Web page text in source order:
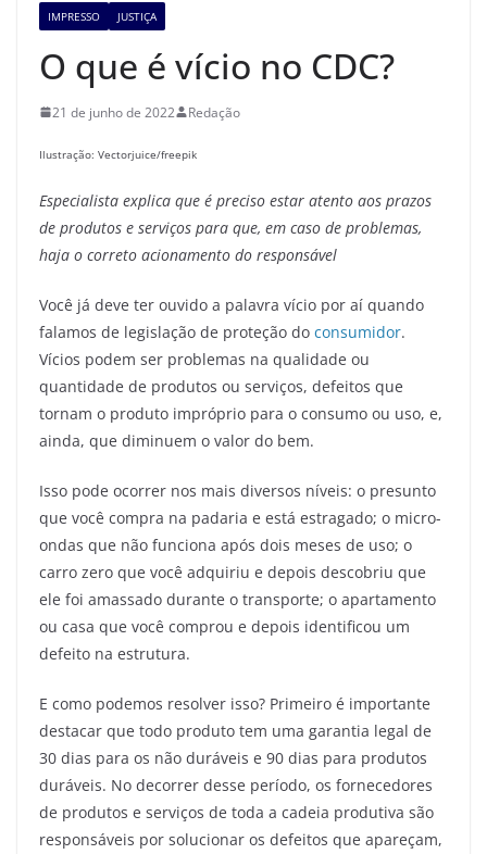
IMPRESSO JUSTIÇA
O que é vício no CDC?
21 de junho de 2022 Redação
Ilustração: Vectorjuice/freepik
Especialista explica que é preciso estar atento aos prazos
de produtos e serviços para que, em caso de problemas,
haja o correto acionamento do responsável
Você já deve ter ouvido a palavra vício por aí quando
falamos de legislação de proteção do consumidor.
Vícios podem ser problemas na qualidade ou
quantidade de produtos ou serviços, defeitos que
tornam o produto impróprio para o consumo ou uso, e,
ainda, que diminuem o valor do bem.
Isso pode ocorrer nos mais diversos níveis: o presunto
que você compra na padaria e está estragado; o micro-
ondas que não funciona após dois meses de uso; o
carro zero que você adquiriu e depois descobriu que
ele foi amassado durante o transporte; o apartamento
ou casa que você comprou e depois identificou um
defeito na estrutura.
E como podemos resolver isso? Primeiro é importante
destacar que todo produto tem uma garantia legal de
30 dias para os não duráveis e 90 dias para produtos
duráveis. No decorrer desse período, os fornecedores
de produtos e serviços de toda a cadeia produtiva são
responsáveis por solucionar os defeitos que apareçam,